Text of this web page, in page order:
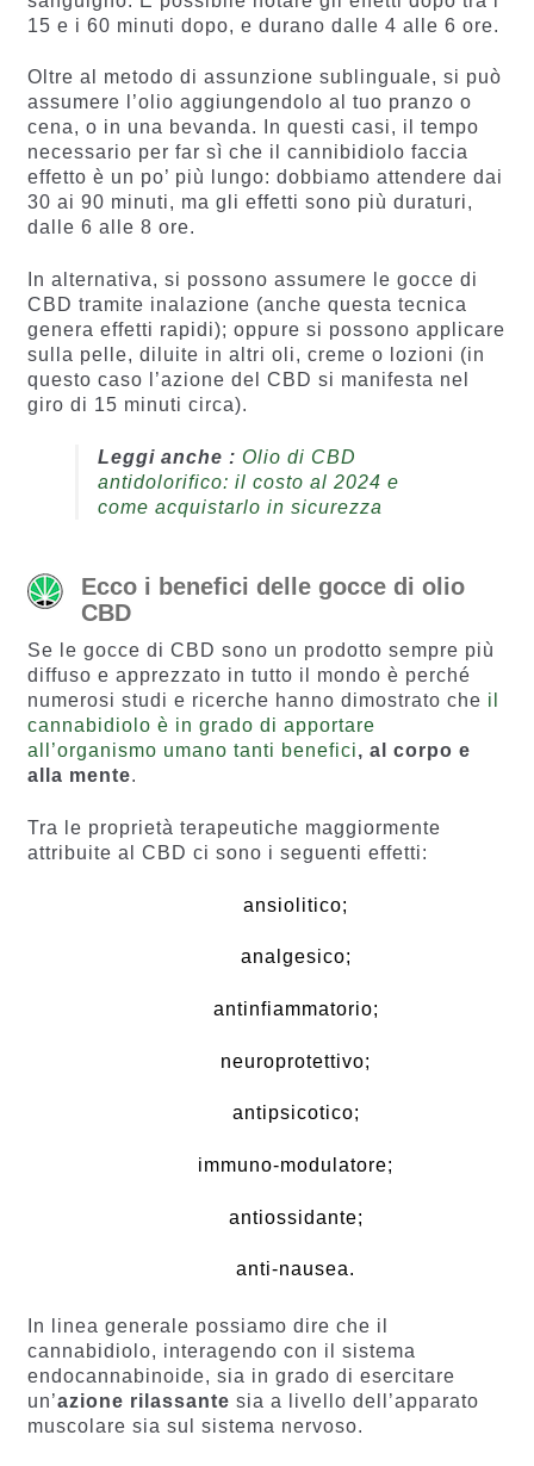
15 e i 60 minuti dopo, e durano dalle 4 alle 6 ore.
Oltre al metodo di assunzione sublinguale, si può
assumere l’olio aggiungendolo al tuo pranzo o
cena, o in una bevanda. In questi casi, il tempo
necessario per far sì che il cannibidiolo faccia
effetto è un po’ più lungo: dobbiamo attendere dai
30 ai 90 minuti, ma gli effetti sono più duraturi,
dalle 6 alle 8 ore.
In alternativa, si possono assumere le gocce di
CBD tramite inalazione (anche questa tecnica
genera effetti rapidi); oppure si possono applicare
sulla pelle, diluite in altri oli, creme o lozioni (in
questo caso l’azione del CBD si manifesta nel
giro di 15 minuti circa).
Leggi anche : Olio di CBD
antidolorifico: il costo al 2024 e
come acquistarlo in sicurezza
Ecco i benefici delle gocce di olio
CBD
Se le gocce di CBD sono un prodotto sempre più
diffuso e apprezzato in tutto il mondo è perché
numerosi studi e ricerche hanno dimostrato che il
cannabidiolo è in grado di apportare
all’organismo umano tanti benefici, al corpo e
alla mente.
Tra le proprietà terapeutiche maggiormente
attribuite al CBD ci sono i seguenti effetti:
ansiolitico;
analgesico;
antinfiammatorio;
neuroprotettivo;
antipsicotico;
immuno-modulatore;
antiossidante;
anti-nausea.
In linea generale possiamo dire che il
cannabidiolo, interagendo con il sistema
endocannabinoide, sia in grado di esercitare
un’azione rilassante sia a livello dell’apparato
muscolare sia sul sistema nervoso.